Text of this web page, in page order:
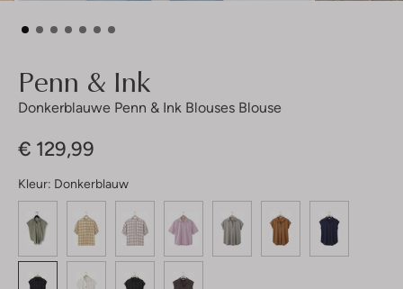
Penn & Ink
Donkerblauwe Penn & Ink Blouses Blouse
€ 129,99
Kleur: Donkerblauw